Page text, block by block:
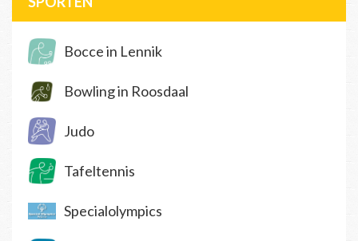
Bocce in Lennik
Bowling in Roosdaal
Judo
Tafeltennis
Specialolympics